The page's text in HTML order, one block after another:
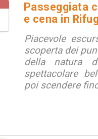
Passeggiata
e cena in
Piacevole
scoperta dei
della natura
spettacolare
poi scendere